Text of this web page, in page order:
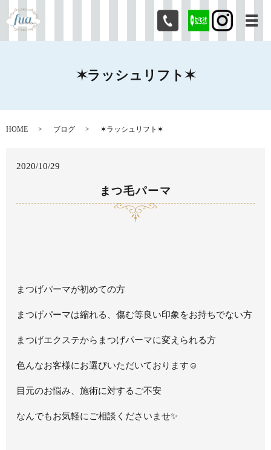
メ
✶ラッシュリフト✶
HOME ブログ ✶ラッシュリフト✶
2020/10/29
まつ毛パーマ
まつげパーマが初めての方
まつげパーマは縮れる、傷む等良い印象をお持ちでない方
まつげエクステからまつげパーマに変えられる方
色んなお客様にお選びいただいております☺
目元のお悩み、施術に対するご不安
なんでもお気軽にご相談くださいませ✨